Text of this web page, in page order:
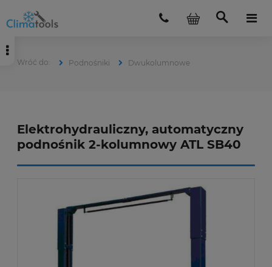
Podnośniki Dwukolumnowe
Elektrohydrauliczny, automatyczny
podnośnik 2-kolumnowy ATL SB40